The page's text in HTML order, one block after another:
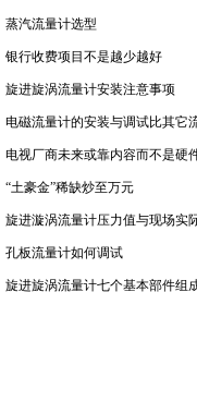
蒸汽流量计选型
银行收费项目不是越少越好
旋进旋涡流量计安装注意事项
电磁流量计的安装与调试比其它
电视厂商未来或靠内容而不是硬
“土豪金”稀缺炒至万元
旋进漩涡流量计压力值与现场实
孔板流量计如何调试
旋进旋涡流量计七个基本部件组